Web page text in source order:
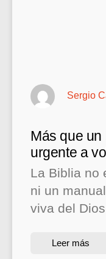
Más que un
urgente a
La Biblia no
ni un
viva del
Leer más
Sergio